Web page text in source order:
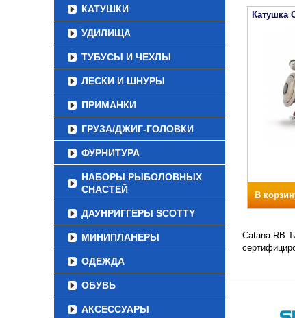
КАТУШКИ
УДИЛИЩА
ТУБУСЫ И ЧЕХЛЫ
ЛЕСКИ И ШНУРЫ
ПРИМАНКИ
ГРУЗА/ДЖИГ-ГОЛОВКИ
ФУРНИТУРА
НАБОРЫ РЫБОЛОВНЫХ
СНАСТЕЙ
ДАУНРИГГЕРЫ SCOTTY
МИНИПЛАНЕРЫ
ОДЕЖДА
ОБУВЬ
АКСЕССУАРЫ
Катушка
В
Catana RB